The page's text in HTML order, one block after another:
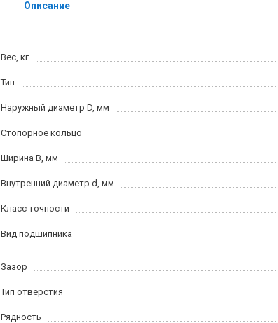
Описание
Вес, кг
Тип
Наружный диаметр D, мм
Стопорное кольцо
Ширина B, мм
Внутренний диаметр d, мм
Класс точности
Вид подшипника
Зазор
Тип отверстия
Рядность